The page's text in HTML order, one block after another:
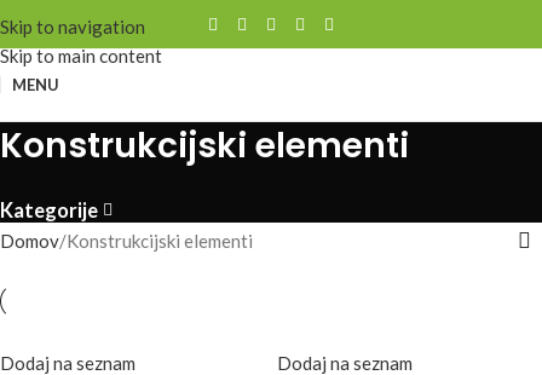
Skip to navigation
Skip to main content
MENU
Konstrukcijski elementi
Kategorije
Domov Konstrukcijski elementi
Dodaj na seznam Dodaj na seznam